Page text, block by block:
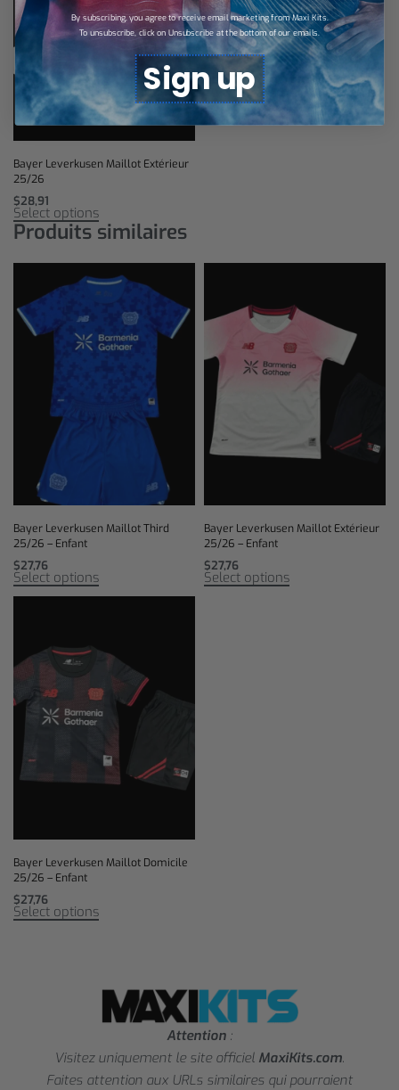
Bayer Leverkusen Maillot Extérieur
25/26
$28,91
Select options
Produits similaires
Bayer Leverkusen Maillot Third
25/26 – Enfant
$27,76
Select options
Bayer Leverkusen Maillot Extérieur
25/26 – Enfant
$27,76
Select options
Bayer Leverkusen Maillot Domicile
25/26 – Enfant
$27,76
Select options
Attention :
Visitez uniquement le site officiel MaxiKits.com.
Faites attention aux URLs similaires qui pourraient
By subscribing, you agree to receive email marketing from Maxi Kits.
To unsubscribe, click on Unsubscribe at the bottom of our emails.
Sign up